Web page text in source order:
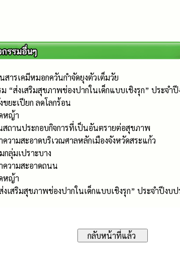
ารเคมีหมอกควันกำจัดยุงตัวเต็มวัย
ม “ส่งเสริมสุขภาพช่องปากในเด็กแบบเชิงรุก” ประจ
ขยะเปียก ลดโลกร้อน
หญ้า
สถานประกอบกิจการที่เป็นอันตรายต่อสุขภาพ
วามสะอาดบริเวณศาลหลักเมืองจังหวัดสระแก้ว
กลุ่มเปราะบาง
ความสะอาดถนน
หญ้า
งเสริมสุขภาพช่องปากในเด็กแบบเชิงรุก” ประจำปีงบ